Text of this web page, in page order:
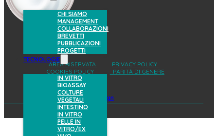
CHI SIAMO
MANAGEMENT
COLLABORAZIONI
BREVETTI
PUBBLICAZIONI
PROGETTI
TECNOLOGIE
IN VITRO
BIOASSAY
COLTURE
VEGETALI
INTESTINO
IN VITRO
PELLE IN
VITRO/EX
AREA RISERVATA
PRIVACY POLICY
COOKIES POLICY
PARITÀ DI GENERE
design